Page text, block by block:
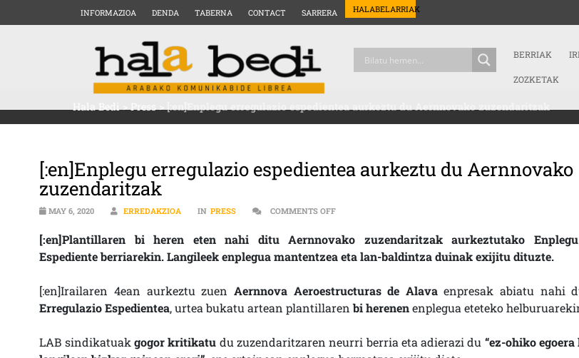
INFORMAZIOA DENDA TABERNA CONTACT SARRERA HALABELARRIAK
BERRIAK
ZOZKETAK
Hala Bedi>Press>[:en]Enplegu erregulazio espedientea aurkeztu du Aernnovako zuzendaritzak
[:en]Enplegu erregulazio espedientea aurkeztu du Aernnovako
zuzendaritzak
MAY 6, 2020 ERREDAKZIOA IN PRESS COMMENTS OFFON [:EN]ENPLEGU ERREGULAZIO ESPEDIENTEA AURKEZTU
[:en]Plantillaren bi heren eten nahi ditu Aernnovako zuzendaritzak aurkeztutako
Espediente berriarekin. Langileek enplegua mantentzea eta lan-baldintza duinak exijitu dituzte.
[:en]Irailaren 4ean aurkeztu zuen Aernnova Aeroestructuras de Alavaenpresak abiatu nahi
Erregulazio Espedientea, urtea bukatu artean plantillaren bi herenenenplegua eteteko
LAB sindikatuak gogor kritikatu du zuzendaritzaren neurri berria eta adierazi du “ez-ohiko